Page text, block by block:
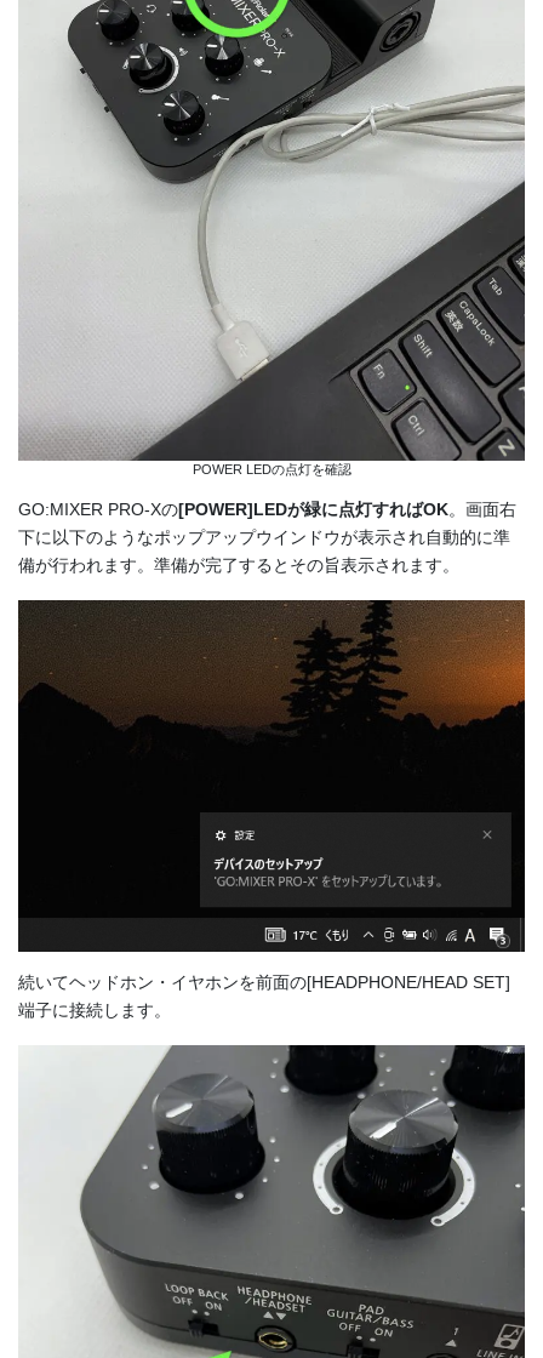
POWER LEDの点灯を確認
GO:MIXER PRO-Xの[POWER]LEDが緑に点灯すればOK。画面右
下に以下のようなポップアップウインドウが表示され自動的に準
備が行われます。準備が完了するとその旨表示されます。
続いてヘッドホン・イヤホンを前面の[HEADPHONE/HEAD SET]
端子に接続します。